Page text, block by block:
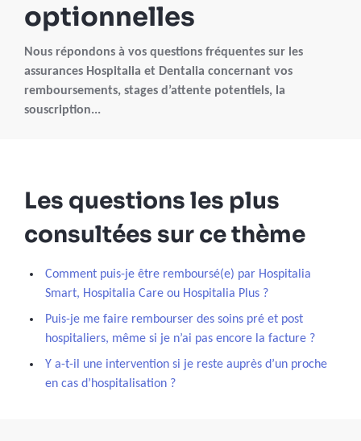
optionnelles
Nous répondons à vos questions fréquentes sur les
assurances Hospitalia et Dentalia concernant vos
remboursements, stages d’attente potentiels, la
souscription...
Les questions les plus
consultées sur ce thème
Comment puis-je être remboursé(e) par Hospitalia
Smart, Hospitalia Care ou Hospitalia Plus ?
Puis-je me faire rembourser des soins pré et post
hospitaliers, même si je n’ai pas encore la facture ?
Y a-t-il une intervention si je reste auprès d’un proche
en cas d’hospitalisation ?